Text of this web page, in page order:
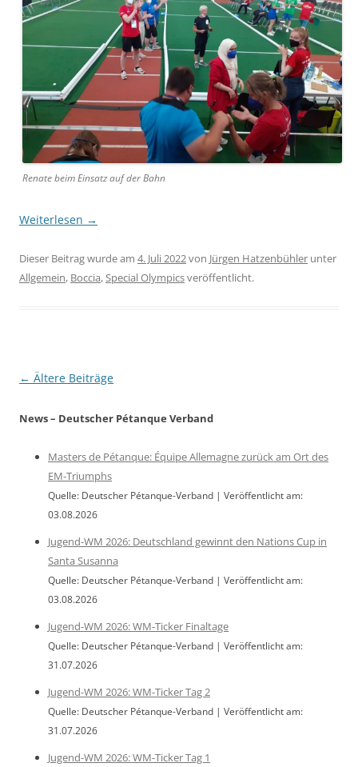
Renate beim Einsatz auf der Bahn
Weiterlesen →
Dieser Beitrag wurde am 4. Juli 2022von Jürgen Hatzenbühler unter
Allgemein, Boccia,Special Olympicsveröffentlicht.
Beitragsnavigation
← Ältere Beiträge
News – Deutscher Pétanque Verband
Masters de Pétanque: Équipe Allemagne zurück am Ort des
EM-Triumphs
Quelle: Deutscher Pétanque-Verband
Veröffentlicht am:
03.08.2026
Jugend-WM 2026: Deutschland gewinnt den Nations Cup in
Santa Susanna
Quelle: Deutscher Pétanque-Verband
Veröffentlicht am:
03.08.2026
Jugend-WM 2026: WM-Ticker Finaltage
Quelle: Deutscher Pétanque-Verband
Veröffentlicht am:
31.07.2026
Jugend-WM 2026: WM-Ticker Tag 2
Quelle: Deutscher Pétanque-Verband
Veröffentlicht am:
31.07.2026
Jugend-WM 2026: WM-Ticker Tag 1